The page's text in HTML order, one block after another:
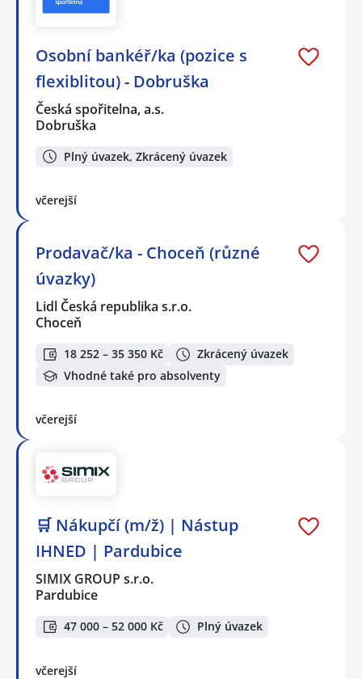
Osobní bankéř/ka (pozice s
flexiblitou) - Dobruška
Česká spořitelna, a.s.
Dobruška
Plný úvazek, Zkrácený úvazek
včerejší
Prodavač/ka - Choceň (různé
úvazky)
Lidl Česká republika s.r.o.
Choceň
18 252 – 35 350 Kč
Zkrácený úvazek
Vhodné také pro absolventy
včerejší
🛒 Nákupčí (m/ž) | Nástup
IHNED | Pardubice
SIMIX GROUP s.r.o.
Pardubice
47 000 – 52 000 Kč Plný úvazek
včerejší